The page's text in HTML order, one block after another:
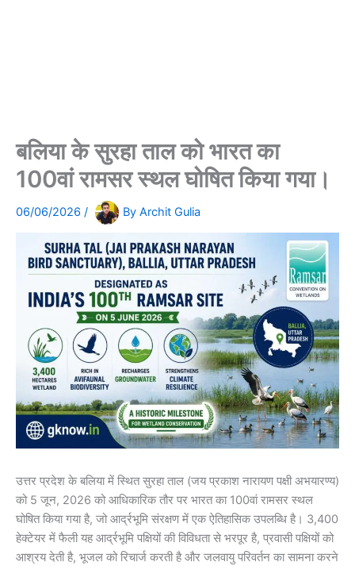
बलिया के सुरहा ताल को भारत का
100वां रामसर स्थल घोषित किया गया।
06/06/2026 / By Archit Gulia
उत्तर प्रदेश के बलिया में स्थित सुरहा ताल (जय प्रकाश नारायण पक्षी अभयारण्य)
को 5 जून, 2026 को आधिकारिक तौर पर भारत का 100वां रामसर स्थल
घोषित किया गया है, जो आर्द्रभूमि संरक्षण में एक ऐतिहासिक उपलब्धि है। 3,400
हेक्टेयर में फैली यह आर्द्रभूमि पक्षियों की विविधता से भरपूर है, प्रवासी पक्षियों को
आश्रय देती है, भूजल को रिचार्ज करती है और जलवायु परिवर्तन का सामना करने